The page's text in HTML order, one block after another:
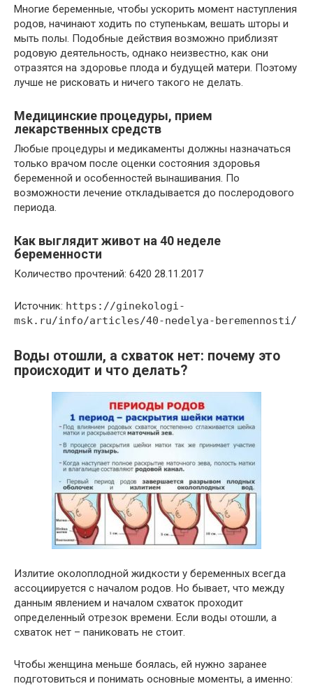
Многие беременные, чтобы ускорить момент наступления
родов, начинают ходить по ступенькам, вешать шторы и
мыть полы. Подобные действия возможно приблизят
родовую деятельность, однако неизвестно, как они
отразятся на здоровье плода и будущей матери. Поэтому
лучше не рисковать и ничего такого не делать.
Медицинские процедуры, прием
лекарственных средств
Любые процедуры и медикаменты должны назначаться
только врачом после оценки состояния здоровья
беременной и особенностей вынашивания. По
возможности лечение откладывается до послеродового
периода.
Как выглядит живот на 40 неделе
беременности
Количество прочтений: 6420 28.11.2017
Источник: https://ginekologi-
msk.ru/info/articles/40-nedelya-beremennosti/
Воды отошли, а схваток нет: почему это
происходит и что делать?
Излитие околоплодной жидкости у беременных всегда
ассоциируется с началом родов. Но бывает, что между
данным явлением и началом схваток проходит
определенный отрезок времени. Если воды отошли, а
схваток нет – паниковать не стоит.
Чтобы женщина меньше боялась, ей нужно заранее
подготовиться и понимать основные моменты, а именно: